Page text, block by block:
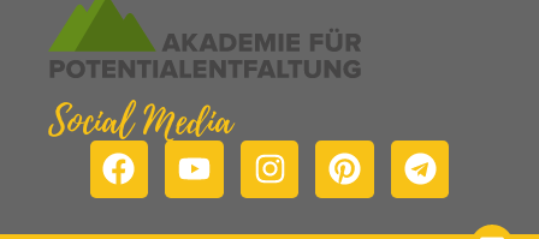
Social Media